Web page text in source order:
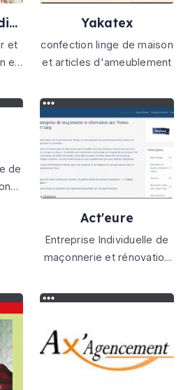
et
et
Yakatex
confection linge de maison
et articles d'ameublement
de
Act'eure
Entreprise Individuelle de
maçonnerie et rénovation
Croix (27180)